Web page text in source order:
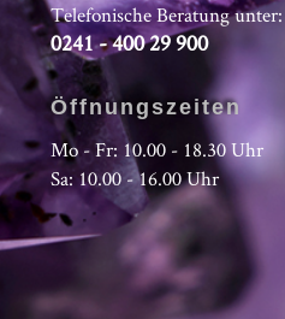
Telefonische Beratung unter:
0241 - 400 29 900
Öffnungszeiten
Mo - Fr: 10.00 - 18.30 Uhr
Sa: 10.00 - 16.00 Uhr